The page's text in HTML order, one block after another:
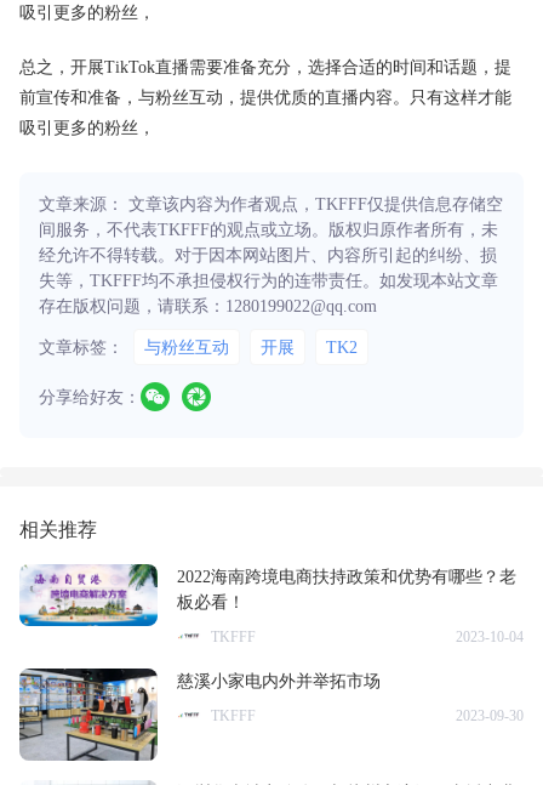
吸引更多的粉丝，
总之，开展TikTok直播需要准备充分，选择合适的时间和话题，提
前宣传和准备，与粉丝互动，提供优质的直播内容。只有这样才能
吸引更多的粉丝，
文章来源： 文章该内容为作者观点，TKFFF仅提供信息存储空
间服务，不代表TKFFF的观点或立场。版权归原作者所有，未
经允许不得转载。对于因本网站图片、内容所引起的纠纷、损
失等，TKFFF均不承担侵权行为的连带责任。如发现本站文章
存在版权问题，请联系：1280199022@qq.com
文章标签： 与粉丝互动 开展 TK2
分享给好友：
相关推荐
2022海南跨境电商扶持政策和优势有哪些？老
板必看！
TKFFF 2023-10-04
慈溪小家电内外并举拓市场
TKFFF 2023-09-30